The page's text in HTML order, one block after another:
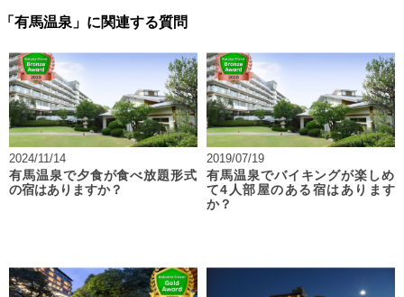
「有馬温泉」に関連する質問
2024/11/14
有馬温泉で夕食が食べ放題形式
の宿はありますか？
2019/07/19
有馬温泉でバイキングが楽しめ
て4人部屋のある宿はあります
か？